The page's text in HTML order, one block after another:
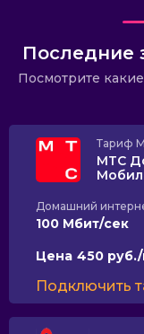
Последние
Посмотрите
Тариф
МТС
Домашний
100 Мбит/сек
Цена 450
Подключить